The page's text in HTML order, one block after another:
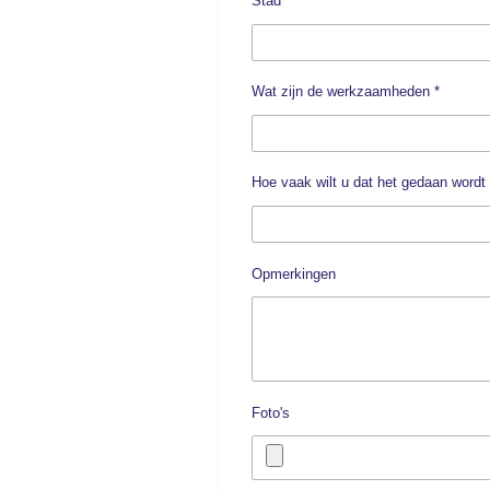
Wat zijn de werkzaamheden *
Hoe vaak wilt u dat het gedaan wordt
Opmerkingen
Foto's